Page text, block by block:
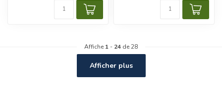
Affiche 1 - 24 de 28
Afficher plus